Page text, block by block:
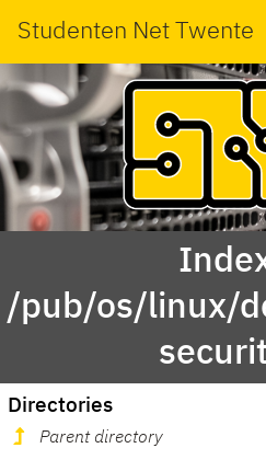
Studenten Net Twente
/pub/os/linux/
Directories
Parent directory